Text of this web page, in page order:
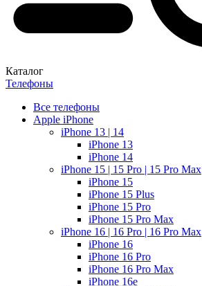
Каталог
Телефоны
Все телефоны
Apple iPhone
iPhone 13 | 14
iPhone 13
iPhone 14
iPhone 15 | 15 Pro | 15 Pro Max
iPhone 15
iPhone 15 Plus
iPhone 15 Pro
iPhone 15 Pro Max
iPhone 16 | 16 Pro | 16 Pro Max
iPhone 16
iPhone 16 Pro
iPhone 16 Pro Max
iPhone 16e